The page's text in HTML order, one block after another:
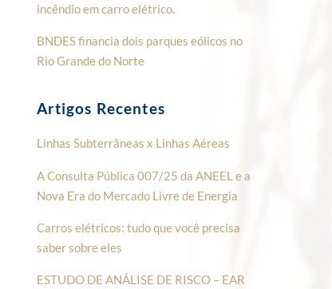
incêndio em carro elétrico.
BNDES financia dois parques eólicos no
Rio Grande do Norte
Artigos Recentes
Linhas Subterrâneas x Linhas Aéreas
A Consulta Pública 007/25 da ANEEL e a
Nova Era do Mercado Livre de Energia
Carros elétricos: tudo que você precisa
saber sobre eles
ESTUDO DE ANÁLISE DE RISCO – EAR